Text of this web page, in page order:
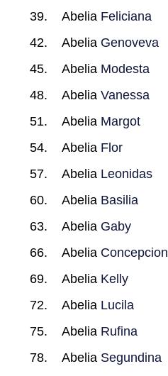
Abelia Feliciana
Abelia Genoveva
Abelia Modesta
AbeliaVanessa
Abelia Margot
Abelia Flor
Abelia Leonidas
Abelia Basilia
Abelia Gaby
Abelia Concepcion
Abelia Kelly
Abelia Lucila
Abelia Rufina
Abelia Segundina